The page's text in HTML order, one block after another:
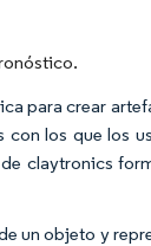
para crear
los que los
claytronics
un objeto y